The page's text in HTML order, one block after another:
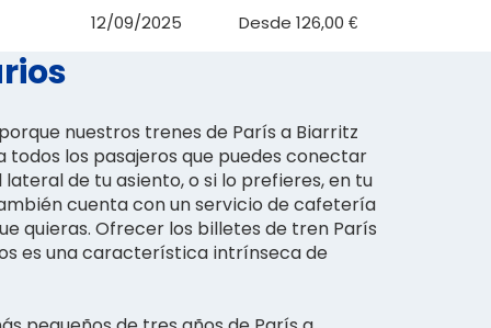
12/09/2025 Desde 126,00 €
nuestros trenes de París a Biarritz
los pasajeros que puedes conectar
de tu asiento, o si lo prefieres, en tu
cuenta con un servicio de cafetería
quieras. Ofrecer los billetes de tren París
es una característica intrínseca de